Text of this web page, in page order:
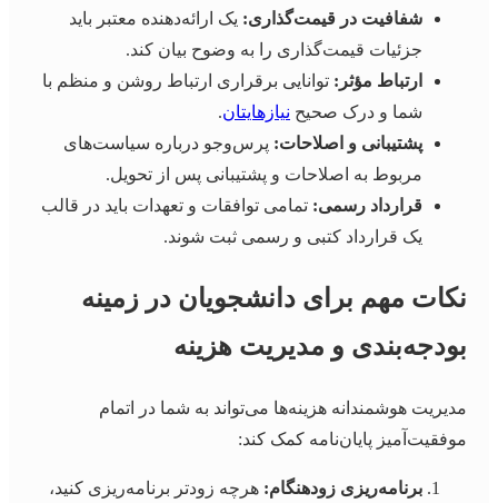
شفافیت در قیمت‌گذاری: یک ارائه‌دهنده معتبر باید
جزئیات قیمت‌گذاری را به وضوح بیان کند.
ارتباط مؤثر: توانایی برقراری ارتباط روشن و منظم با
شما و درک صحیح نیازهایتان.
پشتیبانی و اصلاحات: پرس‌وجو درباره سیاست‌های
مربوط به اصلاحات و پشتیبانی پس از تحویل.
قرارداد رسمی: تمامی توافقات و تعهدات باید در قالب
یک قرارداد کتبی و رسمی ثبت شوند.
نکات مهم برای دانشجویان در زمینه
بودجه‌بندی و مدیریت هزینه
مدیریت هوشمندانه هزینه‌ها می‌تواند به شما در اتمام
موفقیت‌آمیز پایان‌نامه کمک کند:
برنامه‌ریزی زودهنگام: هرچه زودتر برنامه‌ریزی کنید،